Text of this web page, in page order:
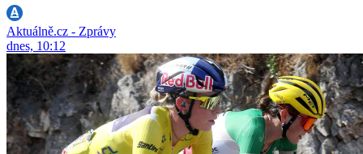
Aktuálně.cz - Zprávy
dnes, 10:12